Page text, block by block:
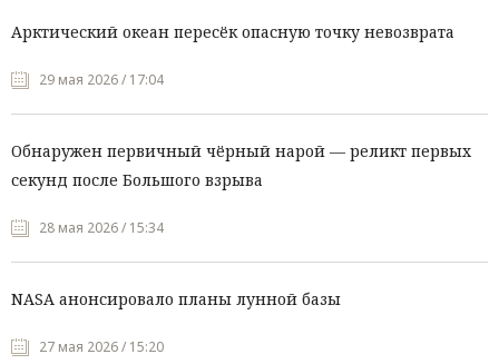
Арктический океан пересёк опасную точку невозврата
29 мая 2026 / 17:04
Обнаружен первичный чёрный нарой — реликт первых
секунд после Большого взрыва
28 мая 2026 / 15:34
NASA анонсировало планы лунной базы
27 мая 2026 / 15:20